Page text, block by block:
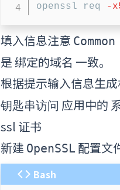
openssl req
-
填入信息注意
是 绑定的域名 一致。
根据提示输入信息生
钥匙串访问 应用中的
ssl 证书
新建 OpenSSL 配置文
Bash